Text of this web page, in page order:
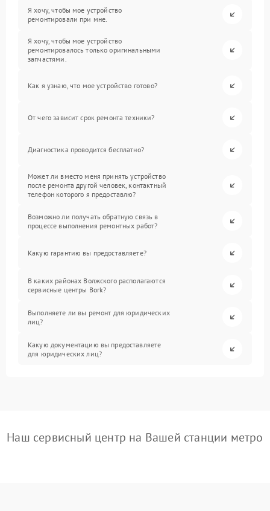
Я хочу, чтобы мое устройство
ремонтировали при мне.
Я хочу, чтобы мое устройство
ремонтировалось только оригинальными
запчастями.
Как я узнаю, что мое устройство готово?
От чего зависит срок ремонта техники?
Диагностика проводится бесплатно?
Может ли вместо меня принять устройство
после ремонта другой человек, контактный
телефон которого я предоставлю?
Возможно ли получать обратную связь в
процессе выполнения ремонтных работ?
Какую гарантию вы предоставляете?
В каких районах Волжского располагаются
сервисные центры Bork?
Выполняете ли вы ремонт для юридических
лиц?
Какую документацию вы предоставляете
для юридических лиц?
Наш сервисный центр на Вашей станции метро